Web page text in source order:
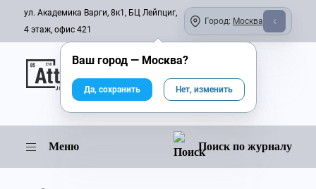
ул. Академика Варги, 8к1, БЦ Лейпциг,
4 этаж, офис 421
Город: Москва
Онлайн-журнал
Меню Поиск по журналу
Ваш город — Москва?
Да, сохранить Нет, изменить